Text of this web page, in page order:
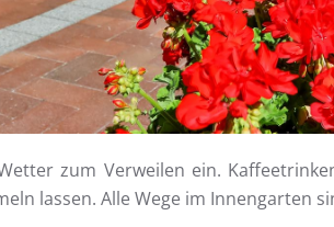
zum Verweilen ein.
lassen. Alle Wege im Innengarten